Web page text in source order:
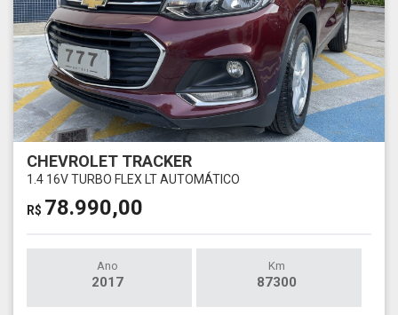
CHEVROLET TRACKER
1.4 16V TURBO FLEX LT AUTOMÁTICO
R$ 78.990,00
Ano
2017
Km
87300